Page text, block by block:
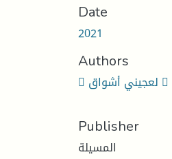
Date
2021
Authors
Publisher
المسيلة